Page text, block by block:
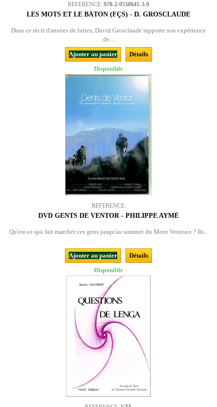
REFERENCE: 978-2-9550641-3-9
LES MOTS ET LE BÂTON (FÇS) - D. GROSCLAUDE
Dans ce récit d'années de luttes, David Grosclaude rapporte son expérience
de...
Ajouter au panier
Détails
Disponible
REFERENCE:
DVD GENTS DE VENTOR - PHILIPPE AYMÉ
Qu'est-ce qui fait marcher ces gens jusqu'au sommet du Mont Ventoux ? Ils...
Ajouter au panier
Détails
Disponible